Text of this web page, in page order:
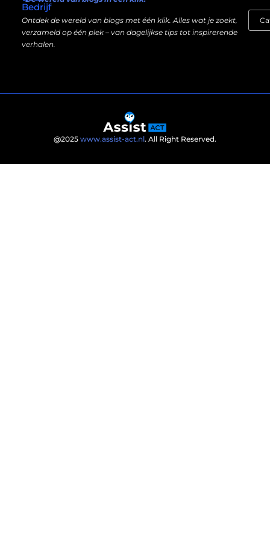
Bedrijf
Ontdek de wereld van blogs met één klik. Alles wat je zoekt,
verzameld op één plek – van dagelijkse tips tot inspirerende
verhalen.
@2025 www.assist-act.nl. All Right Reserved.